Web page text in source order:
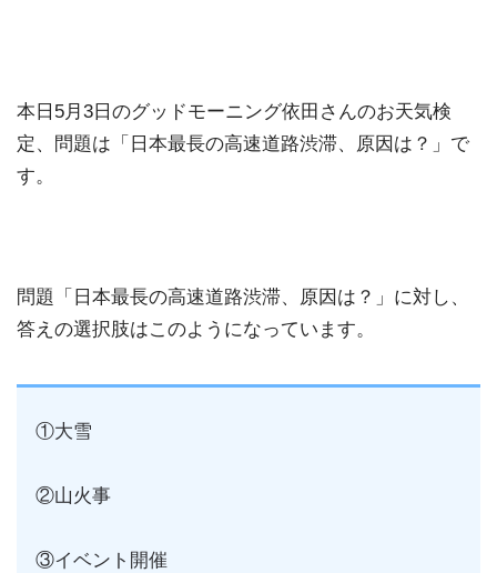
本日5月3日のグッドモーニング依田さんのお天気検
定、問題は「日本最長の高速道路渋滞、原因は？」で
す。
問題「日本最長の高速道路渋滞、原因は？」に対し、
答えの選択肢はこのようになっています。
①大雪
②山火事
③イベント開催